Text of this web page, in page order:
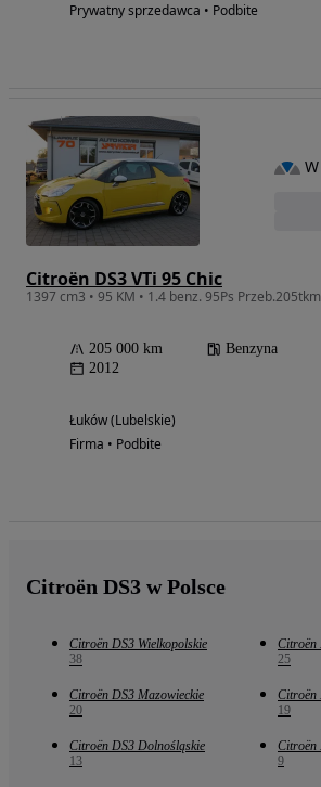
Prywatny sprzedawca • Podbite
Citroën DS3 VTi 95 Chic
205 000 km Benzyna
2012
Łuków (Lubelskie)
Firma • Podbite
Citroën DS3 w Polsce
Citroën DS3 Wielkopolskie
38
Citroën
25
Citroën DS3 Mazowieckie
20
Citroën
19
Citroën DS3 Dolnośląskie
13
Citroën
9